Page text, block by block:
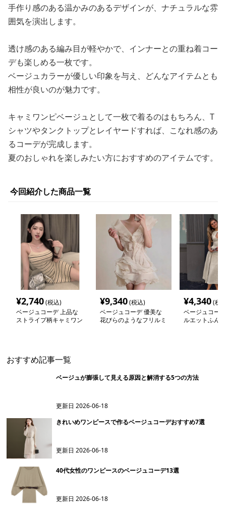
手作り感のある温かみのあるデザインが、ナチュラルな雰
囲気を演出します。
透け感のある編み目が軽やかで、インナーとの重ね着コー
デも楽しめる一枚です。
ベージュカラーが優しい印象を与え、どんなアイテムとも
相性が良いのが魅力です。
キャミワンピベージュとして一枚で着るのはもちろん、T
シャツやタンクトップとレイヤードすれば、こなれ感のあ
るコーデが完成します。
夏のおしゃれを楽しみたい方におすすめのアイテムです。
今回紹介した商品一覧
¥2,740(税込)
ベージュコーデ 上品な
ストライプ柄キャミワン
¥9,340(税込)
ベージュコーデ 優美な
花びらのようなフリルミ
¥4,340(税
ベージュコー
ルエットふん
おすすめ記事一覧
ベージュが膨張して見える原因と解消する5つの方法
更新日2026-06-18
きれいめワンピースで作るベージュコーデおすすめ7選
更新日2026-06-18
40代女性のワンピースのベージュコーデ13選
更新日2026-06-18